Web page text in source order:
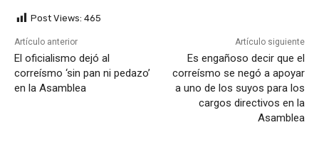
Post Views: 465
Artículo anterior
El oficialismo dejó al
correísmo ‘sin pan ni pedazo’
en la Asamblea
Artículo siguiente
Es engañoso decir que el
correísmo se negó a apoyar
a uno de los suyos para los
cargos directivos en la
Asamblea